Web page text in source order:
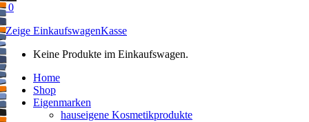
0
Zeige EinkaufswagenKasse
Keine Produkte im Einkaufswagen.
Home
Shop
Eigenmarken
hauseigene Kosmetikprodukte